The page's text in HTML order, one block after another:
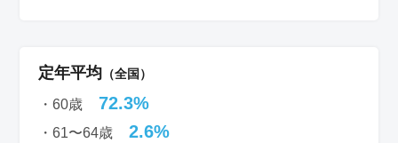
定年平均 （全国）
・60歳 72.3%
・61〜64歳 2.6%